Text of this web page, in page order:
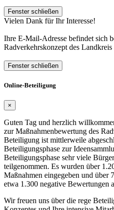
Fenster schließen
Vielen Dank für Ihr Interesse!
Ihre E-Mail-Adresse befindet sich
Radverkehrskonzept des Landkreis
Fenster schließen
Online-Beteiligung
×
Guten Tag und herzlich
zur Maßnahmenbewertung des
Beteiligung ist mittlerweile
Beteiligungsphase zur
Beteiligungsphase sehr viele
teilgenommen. Es wurden über
Maßnahmen eingegeben und über
etwa 1.300 negative Bewertungen
Wir freuen uns über die rege